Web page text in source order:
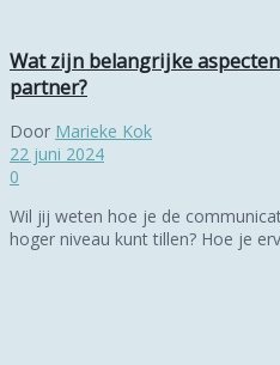
Wat zijn belangrijke
partner?
Door Marieke Kok
22 juni 2024
0
Wil jij weten hoe je de
hoger niveau kunt tillen? Hoe je